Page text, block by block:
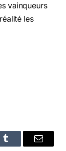
vainqueurs
les
Tumblr Email